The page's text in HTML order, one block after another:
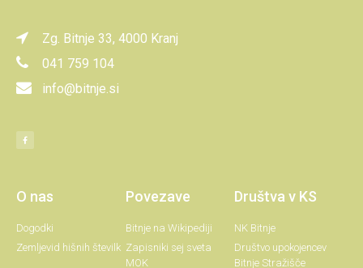
Zg. Bitnje 33, 4000 Kranj
041 759 104
info@bitnje.si
O nas
Dogodki
Zemljevid hišnih številk
Povezave
Bitnje na Wikipediji
Zapisniki sej sveta
MOK
Društva v KS
NK Bitnje
Društvo upokojencev
Bitnje Stražišče